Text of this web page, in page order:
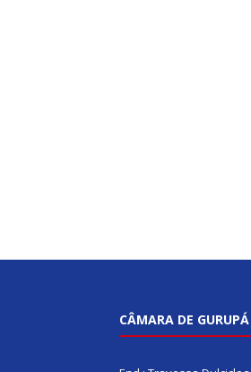
CÂMARA DE GURUPÁ